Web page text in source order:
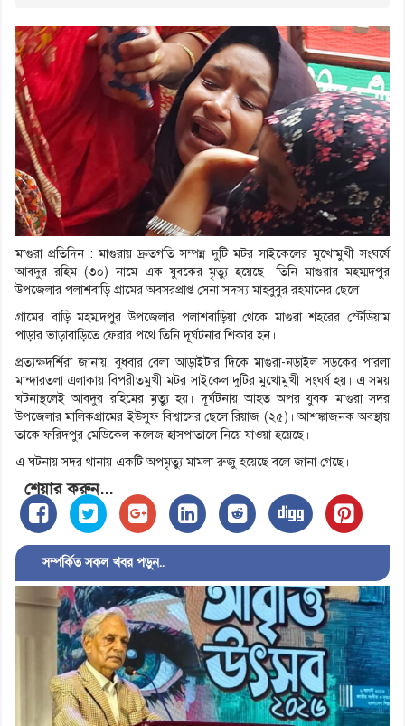
মাগুরা প্রতিদিন : মাগুরায় দ্রুতগতি সম্পন্ন দুটি মটর সাইকেলের মুখোমুখী সংঘর্ষে
আবদুর রহিম (৩০) নামে এক যুবকের মৃত্যু হয়েছে। তিনি মাগুরার মহম্মদপুর
উপজেলার পলাশবাড়ি গ্রামের অবসরপ্রাপ্ত সেনা সদস্য মাহবুবুর রহমানের ছেলে।
গ্রামের বাড়ি মহম্মদপুর উপজেলার পলাশবাড়িয়া থেকে মাগুরা শহরের স্টেডিয়াম
পাড়ার ভাড়াবাড়িতে ফেরার পথে তিনি দূর্ঘটনার শিকার হন।
প্রত্যক্ষদর্শিরা জানায়, বুধবার বেলা আড়াইটার দিকে মাগুরা-নড়াইল সড়কের পারলা
মান্দারতলা এলাকায় বিপরীতমুখী মটর সাইকেল দুটির মুখোমুখী সংঘর্ষ হয়। এ সময়
ঘটনাস্থলেই আবদুর রহিমের মৃত্যু হয়। দূর্ঘটনায় আহত অপর যুবক মাগুরা সদর
উপজেলার মালিকগ্রামের ইউসুফ বিশ্বাসের ছেলে রিয়াজ (২৫)। আশঙ্কাজনক অবস্থায়
তাকে ফরিদপুর মেডিকেল কলেজ হাসপাতালে নিয়ে যাওয়া হয়েছে।
এ ঘটনায় সদর থানায় একটি অপমৃত্যু মামলা রুজু হয়েছে বলে জানা গেছে।
শেয়ার করুন...
সম্পর্কিত সকল খবর পড়ুন..